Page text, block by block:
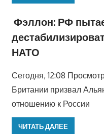
Фэллон: РФ
НАТО
Сегодня, 12:08
Британии призвал
отношению к России
ЧИТАТЬ ДАЛЕЕ